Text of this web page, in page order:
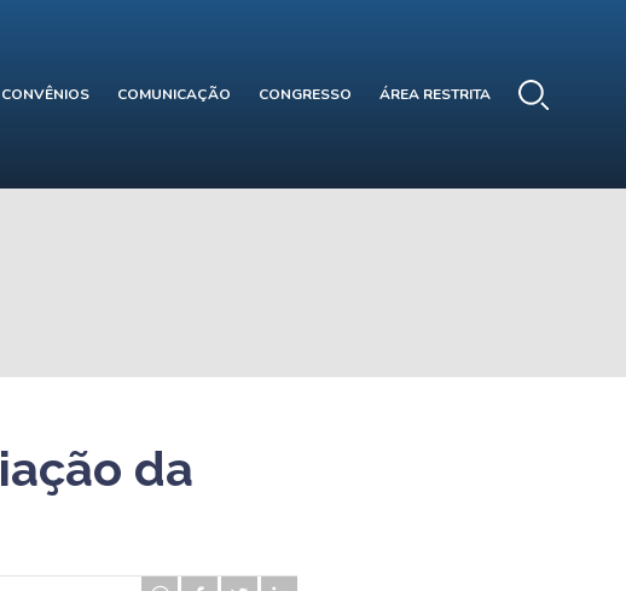
CONVÊNIOS COMUNICAÇÃO CONGRESSO ÁREA RESTRITA
da